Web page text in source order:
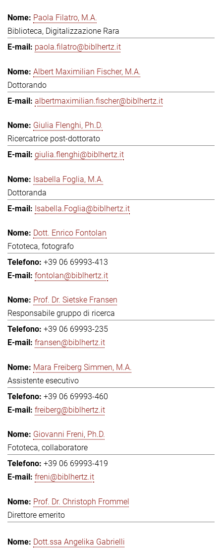
Paola Filatro, M.A.
Biblioteca, Digitalizzazione Rara
paola.filatro@biblhertz.it
Albert Maximilian Fischer, M.A.
Dottorando
albertmaximilian.fischer@biblhertz.it
Giulia Flenghi, Ph.D.
Ricercatrice post-dottorato
giulia.flenghi@biblhertz.it
Isabella Foglia, M.A.
Dottoranda
Isabella.Foglia@biblhertz.it
Dott. Enrico Fontolan
Fototeca, fotografo
+39 06 69993-413
fontolan@biblhertz.it
Prof. Dr. Sietske Fransen
Responsabile gruppo di ricerca
+39 06 69993-235
fransen@biblhertz.it
Mara Freiberg Simmen, M.A.
Assistente esecutivo
+39 06 69993-460
freiberg@biblhertz.it
Giovanni Freni, Ph.D.
Fototeca, collaboratore
+39 06 69993-419
freni@biblhertz.it
Prof. Dr. Christoph Frommel
Direttore emerito
Dott.ssa Angelika Gabrielli